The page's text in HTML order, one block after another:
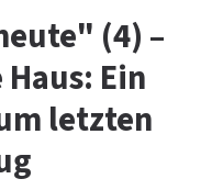
(4) –
Haus: Ein
letzten